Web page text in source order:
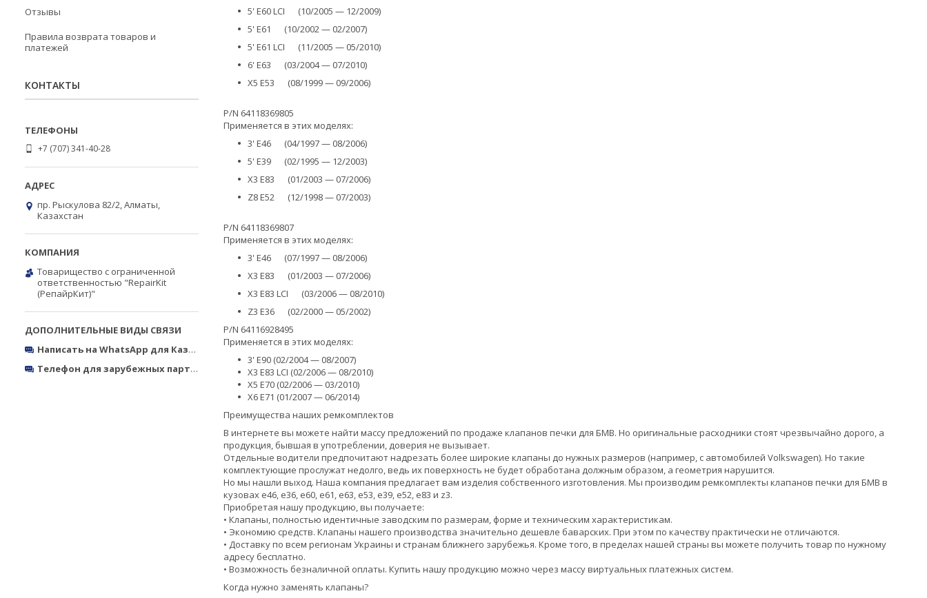
5' E60 LCI (10/2005 — 12/2009)
5' E61 (10/2002 — 02/2007)
5' E61 LCI (11/2005 — 05/2010)
6' E63 (03/2004 — 07/2010)
X5 E53 (08/1999 — 09/2006)
P/N 64118369805
Применяется в этих моделях:
3' E46 (04/1997 — 08/2006)
5' E39 (02/1995 — 12/2003)
X3 E83 (01/2003 — 07/2006)
Z8 E52 (12/1998 — 07/2003)
P/N 64118369807
Применяется в этих моделях:
3' E46 (07/1997 — 08/2006)
X3 E83 (01/2003 — 07/2006)
X3 E83 LCI (03/2006 — 08/2010)
Z3 E36 (02/2000 — 05/2002)
P/N 64116928495
Применяется в этих моделях:
3' E90 (02/2004 — 08/2007)
X3 E83 LCI (02/2006 — 08/2010)
X5 E70 (02/2006 — 03/2010)
X6 E71 (01/2007 — 06/2014)
Преимущества наших ремкомплектов
В интернете вы можете найти массу предложений по продаже клапанов печки для БМВ. Но оригинальные расходники стоят чрезвычайно дорого, а
продукция, бывшая в употреблении, доверия не вызывает.
Отдельные водители предпочитают надрезать более широкие клапаны до нужных размеров (например, с автомобилей Volkswagen). Но такие
комплектующие прослужат недолго, ведь их поверхность не будет обработана должным образом, а геометрия нарушится.
Но мы нашли выход. Наша компания предлагает вам изделия собственного изготовления. Мы производим ремкомплекты клапанов печки для БМВ в
кузовах е46, е36, е60, е61, е63, е53, е39, е52, е83 и z3.
Приобретая нашу продукцию, вы получаете:
• Клапаны, полностью идентичные заводским по размерам, форме и техническим характеристикам.
• Экономию средств. Клапаны нашего производства значительно дешевле баварских. При этом по качеству практически не отличаются.
• Доставку по всем регионам Украины и странам ближнего зарубежья. Кроме того, в пределах нашей страны вы можете получить товар по нужному
адресу бесплатно.
• Возможность безналичной оплаты. Купить нашу продукцию можно через массу виртуальных платежных систем.
Когда нужно заменять клапаны?
Отзывы
Правила возврата товаров и
платежей
КОНТАКТЫ
+7 (707) 341-40-28
пр. Рыскулова 82/2, Алматы,
Казахстан
Товарищество с ограниченной
ответственностью "RepairKit
(РепайрКит)"
Написать на WhatsApp для Казахстана
https://wa.me/77073414028
Телефон для зарубежных партнёров
Тел.: +3800503277732